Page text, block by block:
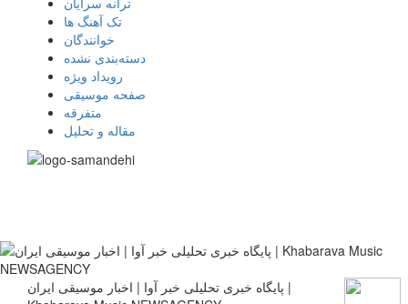
تک آهنگ ها
خوانندگان
دسته‌بندی نشده
رویداد ویژه
صفحه موسیقی
متفرقه
مقاله و تحلیل
پایگاه خبری تحلیلی خبر آوا | اخبار موسیقی ایران |